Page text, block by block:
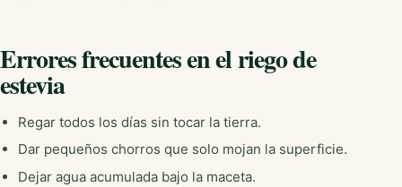
Errores frecuentes en el riego de
estevia
Regar todos los días sin tocar la tierra.
Dar pequeños chorros que solo mojan la superficie.
Dejar agua acumulada bajo la maceta.